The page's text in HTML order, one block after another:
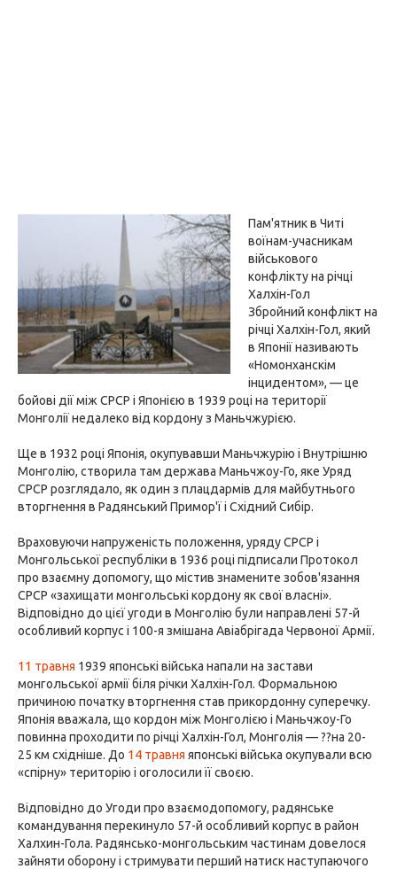
Пам'ятник в Читі
воїнам-учасникам
військового
конфлікту на річці
Халхін-Гол
Збройний конфлікт на
річці Халхін-Гол, який
в Японії називають
«Номонханскім
інцидентом», — це
бойові дії між СРСР і Японією в 1939 році на території
Монголії недалеко від кордону з Маньчжурією.
Ще в 1932 році Японія, окупувавши Маньчжурію і Внутрішню
Монголію, створила там держава Маньчжоу-Го, яке Уряд
СРСР розглядало, як один з плацдармів для майбутнього
вторгнення в Радянський Примор'ї і Східний Сибір.
Враховуючи напруженість положення, уряду СРСР і
Монгольської республіки в 1936 році підписали Протокол
про взаємну допомогу, що містив знамените зобов'язання
СРСР «захищати монгольські кордону як свої власні».
Відповідно до цієї угоди в Монголію були направлені 57-й
особливий корпус і 100-я змішана Авіабрігада Червоної Армії.
11 травня 1939 японські війська напали на застави
монгольської армії біля річки Халхін-Гол. Формальною
причиною початку вторгнення став прикордонну суперечку.
Японія вважала, що кордон між Монголією і Маньчжоу-Го
повинна проходити по річці Халхін-Гол, Монголія — ??на 20-
25 км східніше. До 14 травня японські війська окупували всю
«спірну» територію і оголосили її своєю.
Відповідно до Угоди про взаємодопомогу, радянське
командування перекинуло 57-й особливий корпус в район
Халхин-Гола. Радянсько-монгольським частинам довелося
зайняти оборону і стримувати перший натиск наступаючого